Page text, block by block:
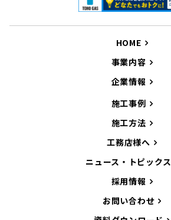
HOME
事業内容
企業情報
施工事例
施工方法
工務店様へ
ニュース・トピックス
採用情報
お問い合わせ